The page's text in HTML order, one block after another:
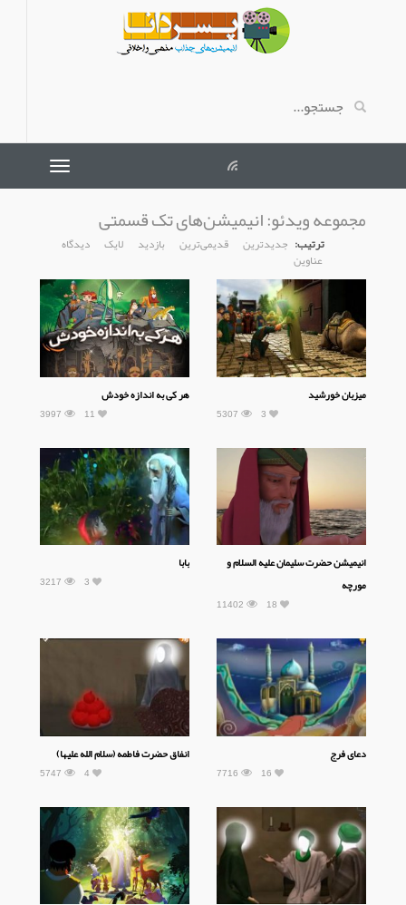
مجموعه ویدئو:انیمیشن‌های تک قسمتی
ترتیب: جدیدترین قدیمی‌ترین بازدید لایک دیدگاه
عناوین
میزبان خورشید
5307 3
هر کی به اندازه خودش
3997 11
انیمیشن حضرت سلیمان علیه السلام و
مورچه
11402 18
بابا
3217 3
دعای فرج
7716 16
انفاق حضرت فاطمه (سلام الله علیها)
5747 4